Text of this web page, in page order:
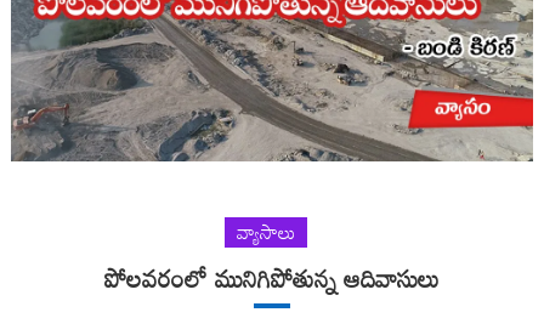
వ్యాసాలు
పోలవరంలో మునిగిపోతున్న ఆదివాసులు